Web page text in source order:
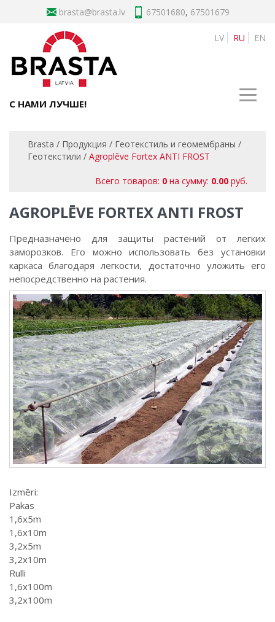
brasta 67501680, 67501679
С НАМИ ЛУЧШЕ!
LV RU EN
Brasta / Продукция / Геотекстиль и геомембраны /
Геотекстили / Agroplēve Fortex ANTI FROST
Всего товаров: 0 на сумму: 0.00 руб.
AGROPLĒVE FORTEX ANTI FROST
Предназначено для защиты растений от легких
заморозков. Его можно использовать без установки
каркаса благодаря легкости, достаточно уложить его
непосредственно на растения.
Izmēri:
Pakas
1,6x5m
1,6x10m
3,2x5m
3,2x10m
Rulli
1,6x100m
3,2x100m